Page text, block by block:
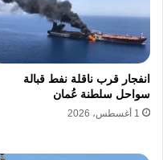
انفجار قرب ناقلة نفط قبالة
سواحل سلطنة عُمان
1 أغسطس، 2026